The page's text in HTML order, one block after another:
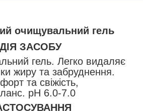
очищувальний гель
ДІЯ ЗАСОБУ
гель. Легко видаляє
жиру та забруднення.
та свіжість,
pH 6.0-7.0